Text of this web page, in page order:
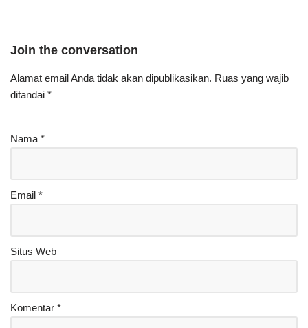
Join the conversation
Alamat email Anda tidak akan dipublikasikan. Ruas yang wajib
ditandai *
Nama *
Email *
Situs Web
Komentar *